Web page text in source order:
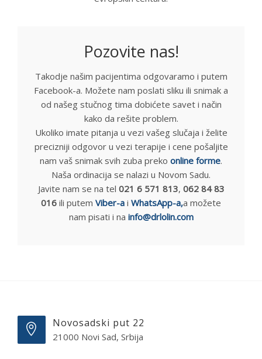
Pozovite nas!
Takodje našim pacijentima odgovaramo i putem
Facebook-a. Možete nam poslati sliku ili snimak a
od našeg stučnog tima dobićete savet i način
kako da rešite problem.
Ukoliko imate pitanja u vezi vašeg slučaja i želite
precizniji odgovor u vezi terapije i cene pošaljite
nam vaš snimak svih zuba preko online forme.
Naša ordinacija se nalazi u Novom Sadu.
Javite nam se na tel 021 6 571 813, 062 84 83
016 ili putem Viber-a i WhatsApp-a,a možete
nam pisati i na info@drlolin.com
Novosadski put 22
21000 Novi Sad, Srbija